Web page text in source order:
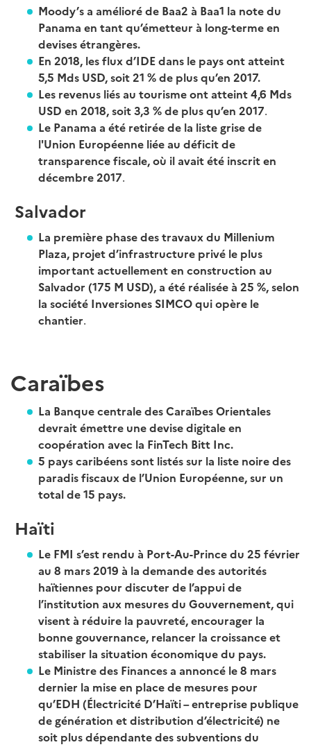
Moody’s a amélioré de Baa2 à Baa1 la note du
Panama en tant qu’émetteur à long-terme en
devises étrangères.
En 2018, les flux d’IDE dans le pays ont atteint
5,5 Mds USD, soit 21 % de plus qu’en 2017.
Les revenus liés au tourisme ont atteint 4,6 Mds
USD en 2018, soit 3,3 % de plus qu’en 2017.
Le Panama a été retirée de la liste grise de
l'Union Européenne liée au déficit de
transparence fiscale, où il avait été inscrit en
décembre 2017.
Salvador
La première phase des travaux du Millenium
Plaza, projet d’infrastructure privé le plus
important actuellement en construction au
Salvador (175 M USD), a été réalisée à 25 %, selon
la société Inversiones SIMCO qui opère le
chantier.
Caraïbes
La Banque centrale des Caraïbes Orientales
devrait émettre une devise digitale en
coopération avec la FinTech Bitt Inc.
5 pays caribéens sont listés sur la liste noire des
paradis fiscaux de l’Union Européenne, sur un
total de 15 pays.
Haïti
Le FMI s’est rendu à Port-Au-Prince du 25 février
au 8 mars 2019 à la demande des autorités
haïtiennes pour discuter de l’appui de
l’institution aux mesures du Gouvernement, qui
visent à réduire la pauvreté, encourager la
bonne gouvernance, relancer la croissance et
stabiliser la situation économique du pays.
Le Ministre des Finances a annoncé le 8 mars
dernier la mise en place de mesures pour
qu’EDH (Électricité D’Haïti – entreprise publique
de génération et distribution d’électricité) ne
soit plus dépendante des subventions du